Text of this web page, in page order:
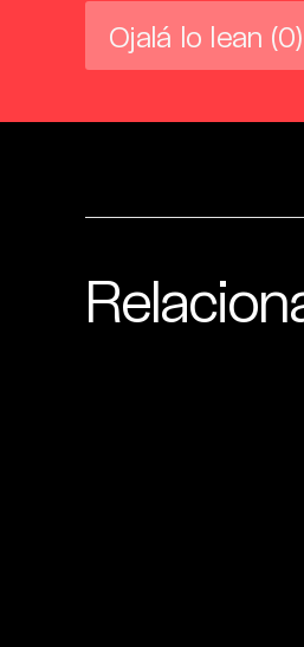
Ojalá lo lean (0)